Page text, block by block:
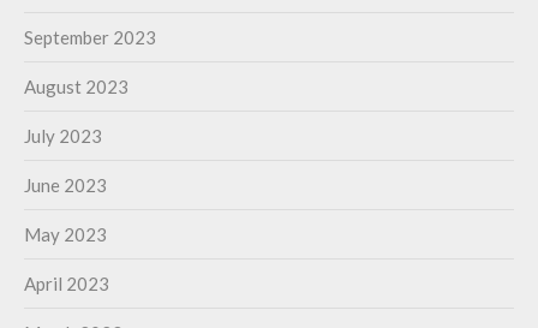
September 2023
August 2023
July 2023
June 2023
May 2023
April 2023